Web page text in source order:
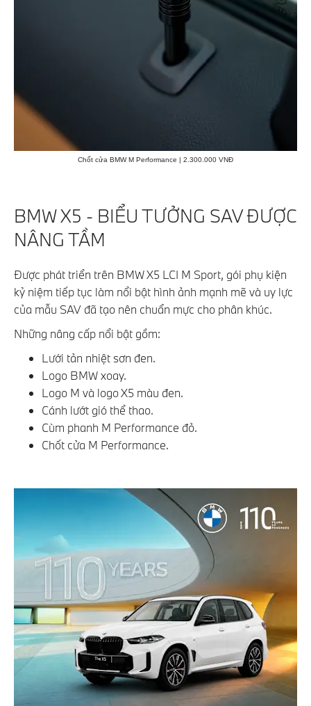
Chốt cửa BMW M Performance | 2.300.000 VNĐ
BMW X5 - BIỂU TƯỞNG SAV ĐƯỢC
NÂNG TẦM
Được phát triển trên BMW X5 LCI M Sport, gói phụ kiện
kỷ niệm tiếp tục làm nổi bật hình ảnh mạnh mẽ và uy lực
của mẫu SAV đã tạo nên chuẩn mực cho phân khúc.
Những nâng cấp nổi bật gồm:
Lưới tản nhiệt sơn đen.
Logo BMW xoay.
Logo M và logo X5 màu đen.
Cánh lướt gió thể thao.
Cùm phanh M Performance đỏ.
Chốt cửa M Performance.